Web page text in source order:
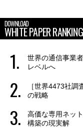
DOWNLOAD
WHITE PAPER RANKING
世界の通信事業
レベルへ
［世界4473社
の戦略
高価な専用ネッ
構築の現実解